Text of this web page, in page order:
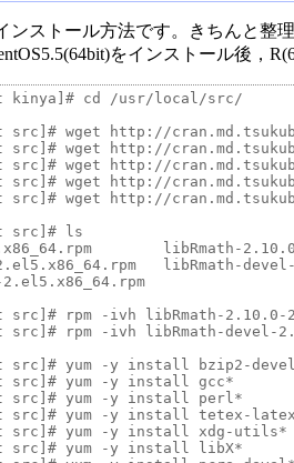
ンストール方法です。きちんと整
をインストール後，
kinya]# cd /usr/local/src/
src]# wget http://
src]# wget http://
src]# wget http://
src]# wget http://
src]# wget http://
src]# ls
libRmath-
libRmath-
src]# rpm -ivh libRmath-2.10.0-
src]# rpm -ivh libRmath-devel-
src]# yum -y install bzip2-
src]# yum -y install gcc*
src]# yum -y install perl*
src]# yum -y install tetex-
src]# yum -y install xdg-utils*
src]# yum -y install libX*